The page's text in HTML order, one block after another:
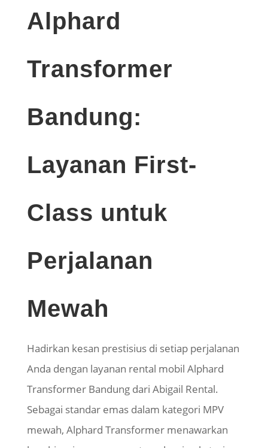
Alphard
Transformer
Bandung:
Layanan First-
Class untuk
Perjalanan
Mewah
Hadirkan kesan prestisius di setiap perjalanan
Anda dengan layanan rental mobil Alphard
Transformer Bandung dari Abigail Rental.
Sebagai standar emas dalam kategori MPV
mewah, Alphard Transformer menawarkan